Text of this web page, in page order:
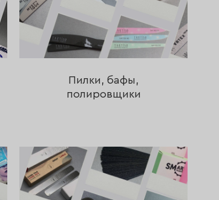
Пилки, бафы,
полировщики